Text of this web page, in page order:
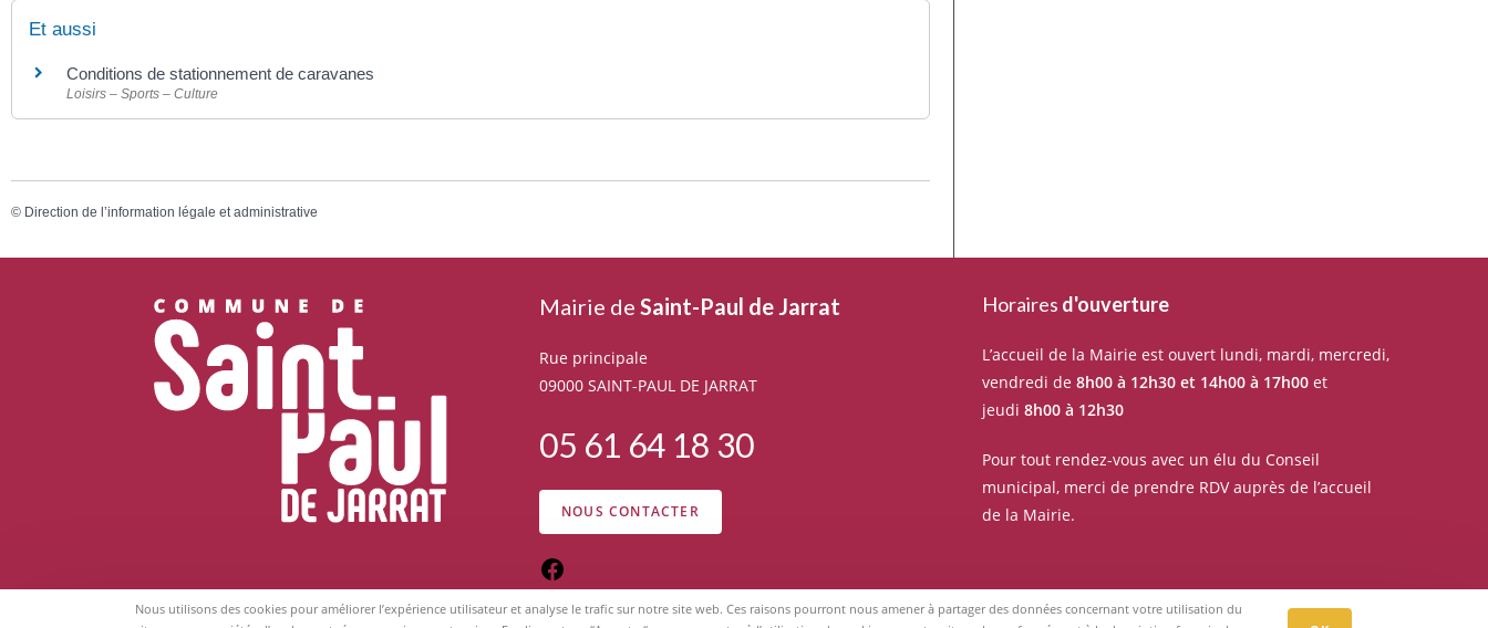
Et aussi
Conditions de stationnement de caravanes
Loisirs – Sports – Culture
© Direction de l’information légale et administrative
Mairie de Saint-Paul de Jarrat
Rue principale
09000 SAINT-PAUL DE JARRAT
05 61 64 18 30
NOUS CONTACTER
Horaires d'ouverture
L’accueil de la Mairie est ouvert lundi, mardi, mercredi,
vendredi de 8h00 à 12h30 et 14h00 à 17h00et
jeudi 8h00 à 12h30
Pour tout rendez-vous avec un élu du Conseil
municipal, merci de prendre RDV auprès de l’accueil
de la Mairie.
Nous utilisons des cookies pour améliorer l’expérience utilisateur et analyse le trafic sur notre site web. Ces raisons pourront nous amener à partager des données concernant votre utilisation du